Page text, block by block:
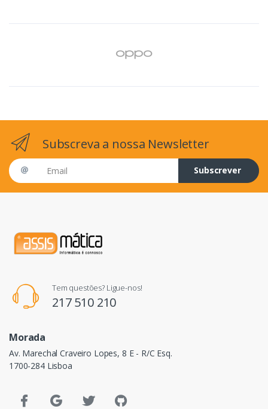
Subscreva a nossa Newsletter
Email address
Subscrever
Tem questões? Ligue-nos!
217 510 210
Morada
Av. Marechal Craveiro Lopes, 8 E - R/C Esq.
1700-284 Lisboa